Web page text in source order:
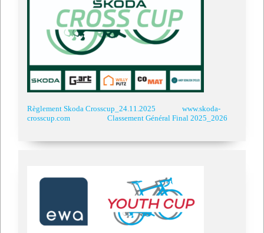
Règlement Skoda Crosscup_24.11.2025
www.skoda-
crosscup.com
Classement Général Final 2025_2026